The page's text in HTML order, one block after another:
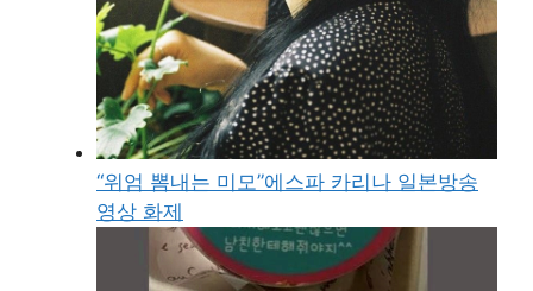
“위엄 뽐내는 미모”에스파 카리나 일본방송
영상 화제